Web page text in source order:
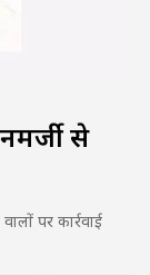
से
पर कार्रवाई